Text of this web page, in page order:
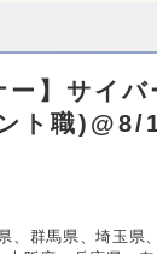
ー】サイ
ト職)@8/
、群馬県、埼玉県